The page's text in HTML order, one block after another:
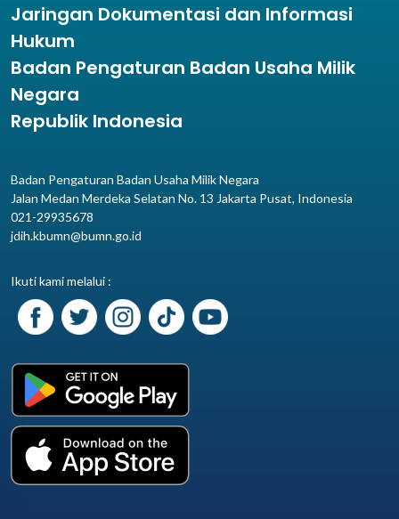
Jaringan Dokumentasi dan Informasi
Hukum
Badan Pengaturan Badan Usaha Milik
Negara
Republik Indonesia
Badan Pengaturan Badan Usaha Milik Negara
Jalan Medan Merdeka Selatan No. 13 Jakarta Pusat, Indonesia
021-29935678
jdih.kbumn@bumn.go.id
Ikuti kami melalui :